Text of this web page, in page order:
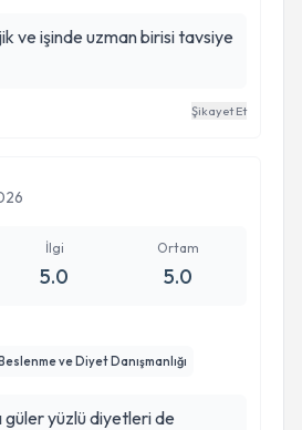
ve işinde uzman birisi tavsiye
Şikayet Et
İlgi
5.0
Ortam
5.0
ve Diyet Danışmanlığı
güler yüzlü diyetleri de